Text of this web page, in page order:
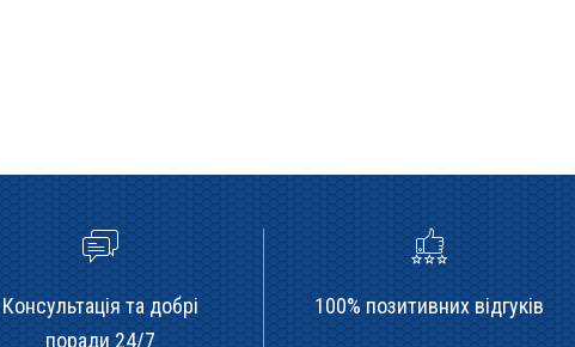
Консультація та добрі
поради 24/7
100% позитивних відгуків